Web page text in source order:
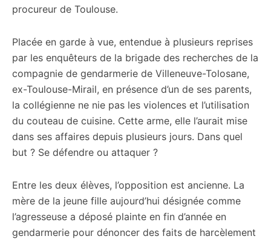
procureur de Toulouse.
Placée en garde à vue, entendue à plusieurs reprises
par les enquêteurs de la brigade des recherches de la
compagnie de gendarmerie de Villeneuve-Tolosane,
ex-Toulouse-Mirail, en présence d’un de ses parents,
la collégienne ne nie pas les violences et l’utilisation
du couteau de cuisine. Cette arme, elle l’aurait mise
dans ses affaires depuis plusieurs jours. Dans quel
but ? Se défendre ou attaquer ?
Entre les deux élèves, l’opposition est ancienne. La
mère de la jeune fille aujourd’hui désignée comme
l’agresseuse a déposé plainte en fin d’année en
gendarmerie pour dénoncer des faits de harcèlement